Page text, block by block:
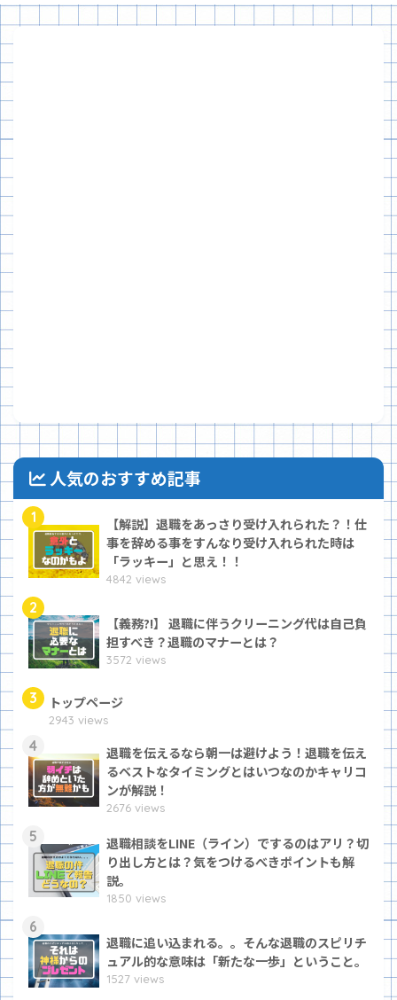
人気のおすすめ記事
1
【解説】退職をあっさり受け入れられた？！仕
事を辞める事をすんなり受け入れられた時は
「ラッキー」と思え！！
4842 views
2
【義務?!】 退職に伴うクリーニング代は自己負
担すべき？退職のマナーとは？
3572 views
3 トップページ
2943 views
4
退職を伝えるなら朝一は避けよう！退職を伝え
るベストなタイミングとはいつなのかキャリコ
ンが解説！
2676 views
5
退職相談をLINE（ライン）でするのはアリ？切
り出し方とは？気をつけるべきポイントも解
説。
1850 views
6
退職に追い込まれる。。そんな退職のスピリチ
ュアル的な意味は「新たな一歩」ということ。
1527 views